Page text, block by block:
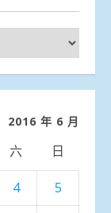
2016 年 6 月
六 日
4
5